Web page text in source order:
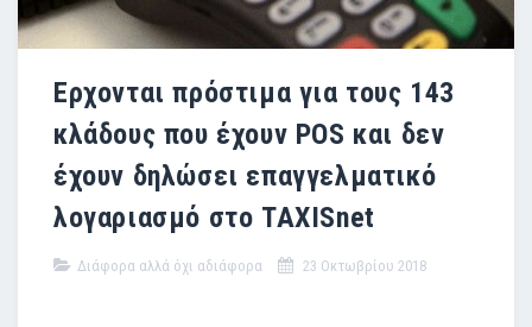
Ερχονται πρόστιμα για τους 143
κλάδους που έχουν POS και δεν
έχουν δηλώσει επαγγελματικό
λογαριασμό στο TAXISnet
Διάφορα αλλά όχι αδιάφορα 23 Οκτωβρίου 2018